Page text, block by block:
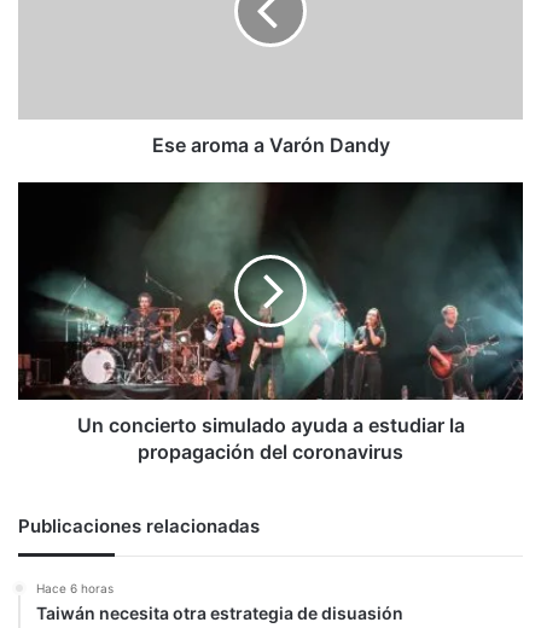
Ese aroma a Varón Dandy
ayuda
estudiar
propagación
del
coronavirusUn concierto simulado ayuda a estudiar la
propagación del coronavirus
Publicaciones relacionadas
Hace 6 horas
Taiwán necesita otra estrategia de disuasión